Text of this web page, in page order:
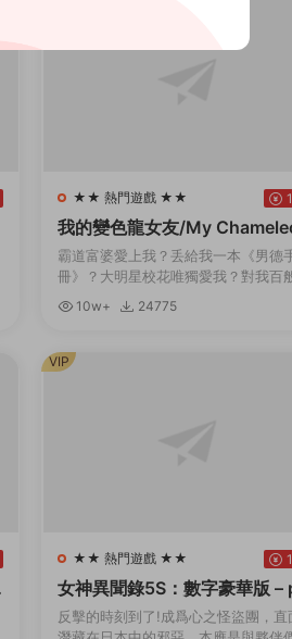
★★ 熱門遊戲 ★★
我的變色龍女友/My
Girlfriend（Build.10213655-
0）
霸道富婆愛上我？丢給我一本《男德
冊》？大明星校花唯獨愛我？對我百
吧……其實愛我的美少女（白富美）背
10w+ 24775
★★ 熱門遊戲 ★★
女神異聞錄5S：數字豪華版 –
rsona 5 Strikers: Digital
Edition
反擊的時刻到了!成爲心之怪盜團，直
VIP